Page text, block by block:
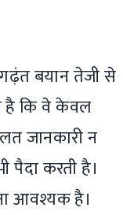
बयान तेजी से
है कि वे केवल
जानकारी न
पैदा करती है।
आवश्यक है।